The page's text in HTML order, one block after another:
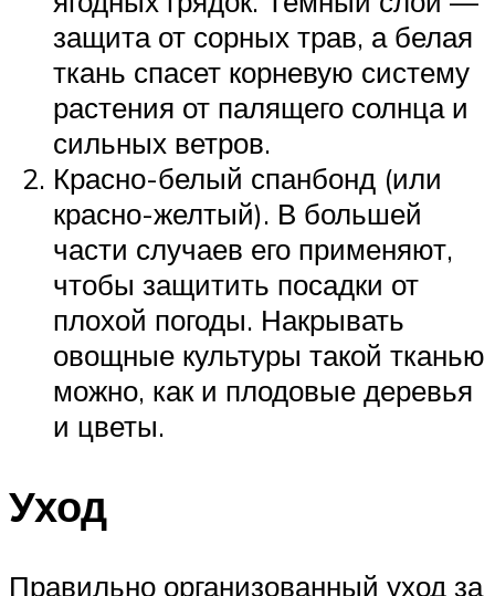
защита от сорных трав, а белая
ткань спасет корневую систему
растения от палящего солнца и
сильных ветров.
Красно-белый спанбонд (или
красно-желтый). В большей
части случаев его применяют,
чтобы защитить посадки от
плохой погоды. Накрывать
овощные культуры такой тканью
можно, как и плодовые деревья
и цветы.
Уход
Правильно организованный уход за